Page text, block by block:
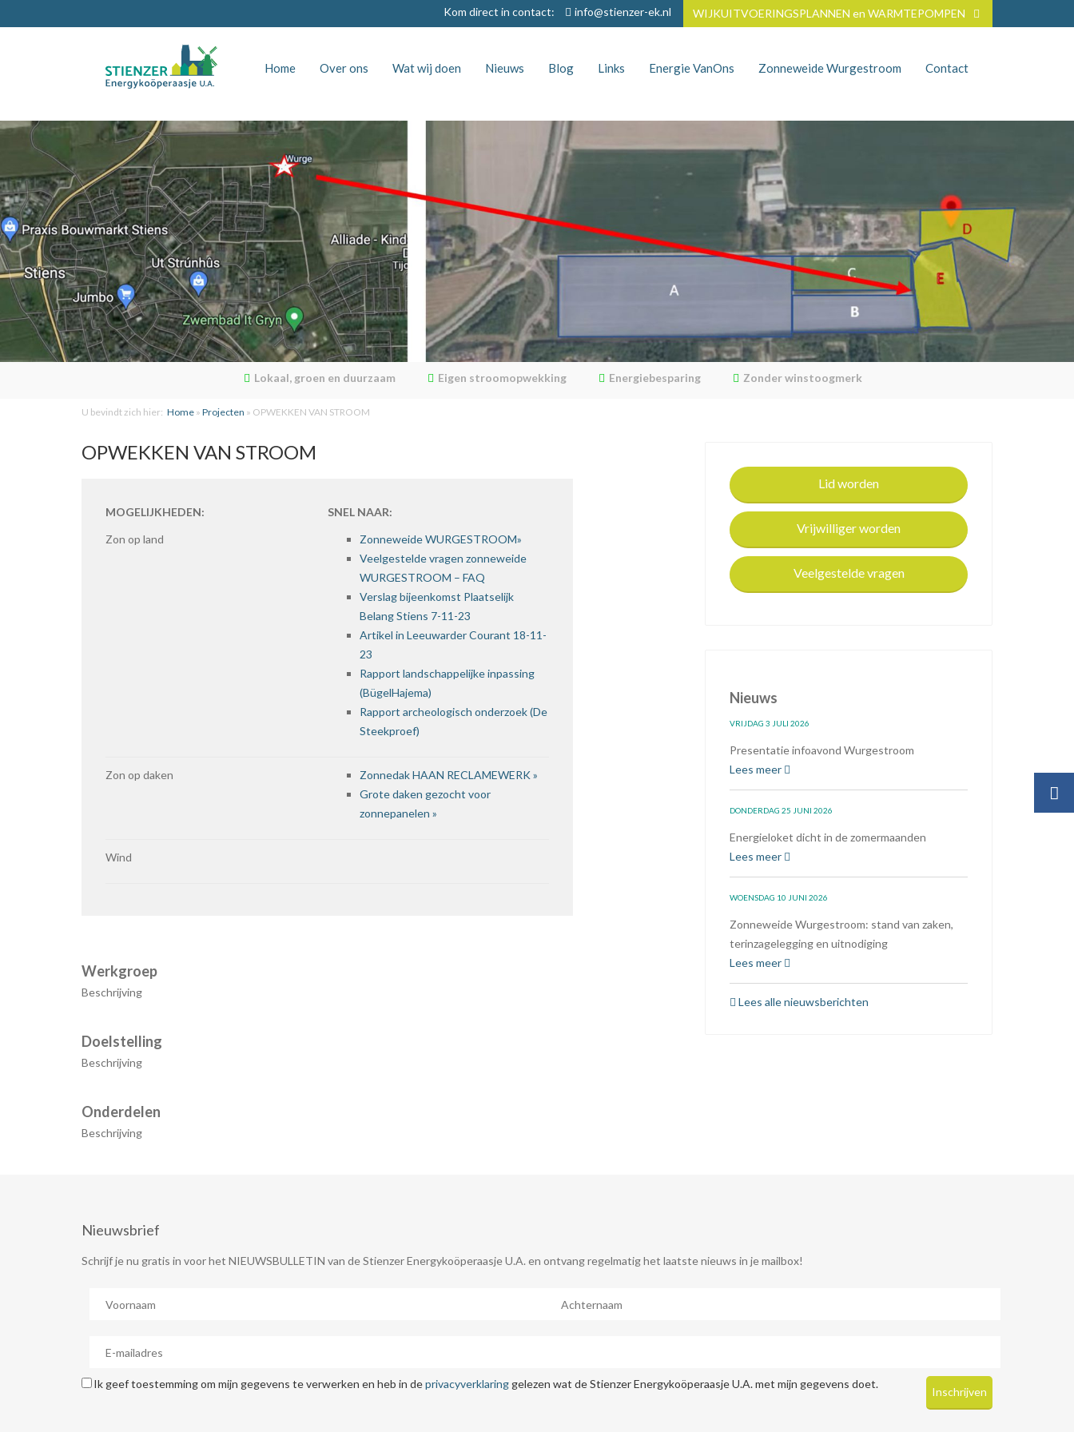
WIJKUITVOERINGSPLANNEN en WARMTEPOMPEN
Kom direct in contact: info@stienzer-ek.nl
Home Over ons Wat wij doen Nieuws Blog Links Energie VanOns Zonneweide Wurgestroom Contact
Lokaal, groen en duurzaam Eigen stroomopwekking Energiebesparing Zonder winstoogmerk
U bevindt zich hier: Home » Projecten » OPWEKKEN VAN STROOM
OPWEKKEN VAN STROOM
MOGELIJKHEDEN:
Zon op land
SNEL NAAR:
Zonneweide WURGESTROOM»
Veelgestelde vragen zonneweide
WURGESTROOM – FAQ
Verslag bijeenkomst Plaatselijk
Belang Stiens 7-11-23
Artikel in Leeuwarder Courant 18-11-
23
Rapport landschappelijke inpassing
(BügelHajema)
Rapport archeologisch onderzoek (De
Steekproef)
Zon op daken
Zonnedak HAAN RECLAMEWERK »
Grote daken gezocht voor
zonnepanelen »
Wind
Werkgroep
Beschrijving
Doelstelling
Beschrijving
Onderdelen
Beschrijving
Lid worden
Vrijwilliger worden
Veelgestelde vragen
Nieuws
VRIJDAG 3 JULI 2026
Presentatie infoavond Wurgestroom
Lees meer
DONDERDAG 25 JUNI 2026
Energieloket dicht in de zomermaanden
Lees meer
WOENSDAG 10 JUNI 2026
Zonneweide Wurgestroom: stand van zaken,
terinzagelegging en uitnodiging
Lees meer
Lees alle nieuwsberichten
Nieuwsbrief
Schrijf je nu gratis in voor het NIEUWSBULLETIN van de Stienzer Energykoöperaasje U.A. en ontvang regelmatig het laatste nieuws in je mailbox!
Ik geef toestemming om mijn gegevens te verwerken en heb in deprivacyverklaring gelezen wat de Stienzer Energykoöperaasje U.A. met mijn gegevens doet.